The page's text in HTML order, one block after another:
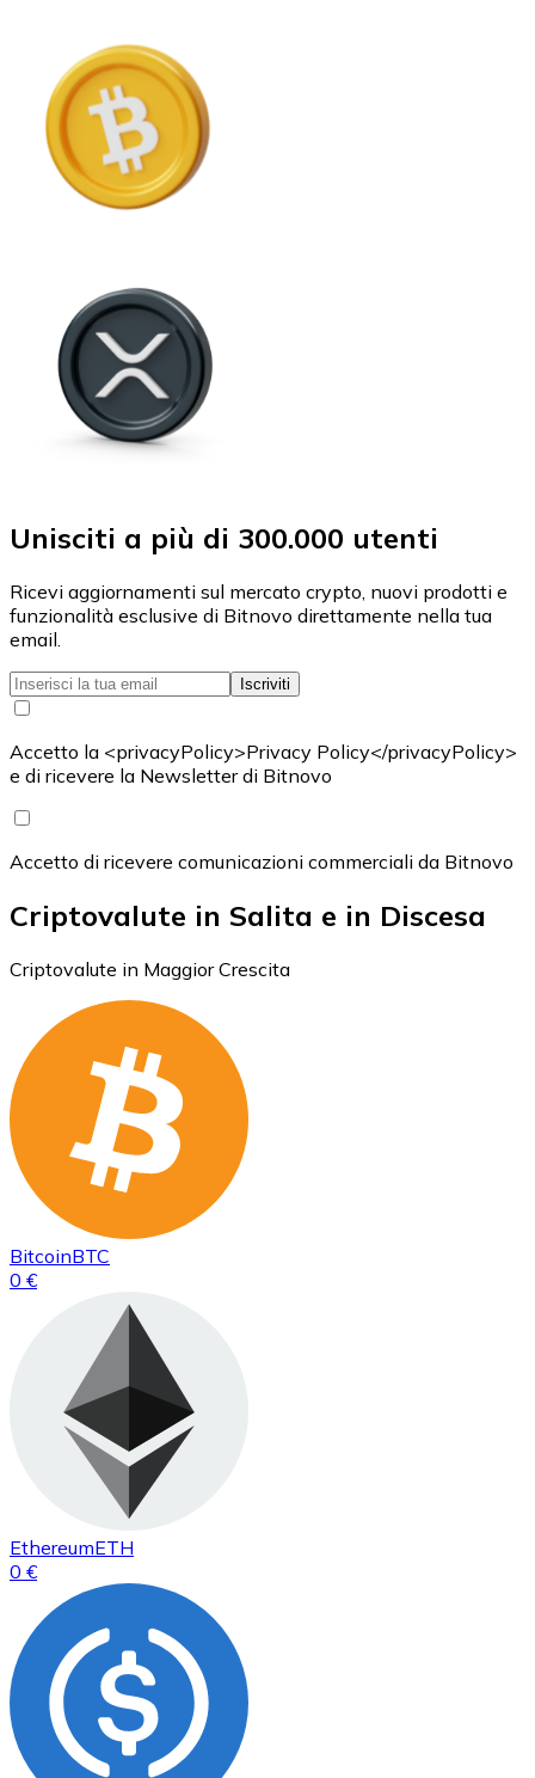
Unisciti a più di 300.000 utenti
Ricevi aggiornamenti sul mercato crypto, nuovi prodotti e
funzionalità esclusive di Bitnovo direttamente nella tua
email.
Iscriviti
Accetto la <privacyPolicy>Privacy Policy</privacyPolicy>
e di ricevere la Newsletter di Bitnovo
Accetto di ricevere comunicazioni commerciali da Bitnovo
Criptovalute in Salita e in Discesa
Criptovalute in Maggior Crescita
BitcoinBTC
0 €
EthereumETH
0 €